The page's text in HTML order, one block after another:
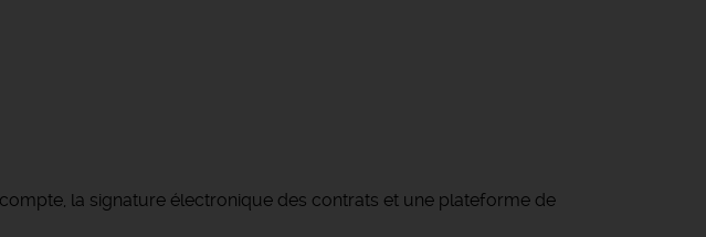
la signature électronique des contrats et une plateforme de